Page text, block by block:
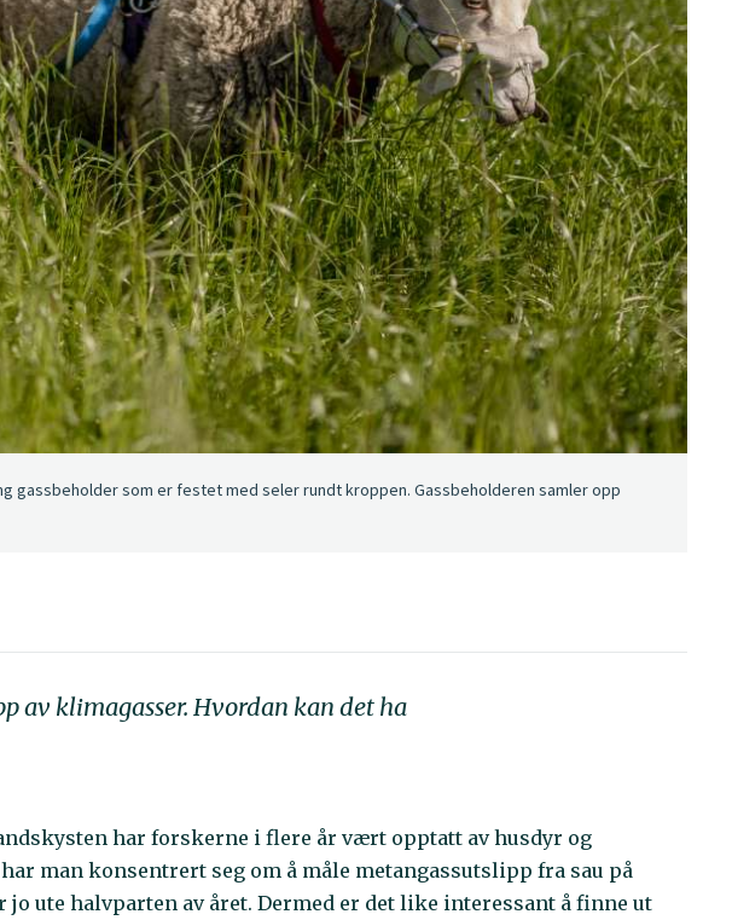
gassbeholder som er festet med seler rundt kroppen. Gassbeholderen samler opp
av klimagasser. Hvordan kan det ha
har forskerne i flere år vært opptatt av husdyr og
man konsentrert seg om å måle metangassutslipp fra sau på
jo ute halvparten av året. Dermed er det like interessant å finne ut